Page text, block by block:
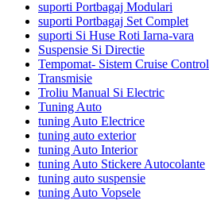
suporti Portbagaj Modulari
suporti Portbagaj Set Complet
suporti Si Huse Roti Iarna-vara
Suspensie Si Directie
Tempomat- Sistem Cruise Control
Transmisie
Troliu Manual Si Electric
Tuning Auto
tuning Auto Electrice
tuning auto exterior
tuning Auto Interior
tuning Auto Stickere Autocolante
tuning auto suspensie
tuning Auto Vopsele